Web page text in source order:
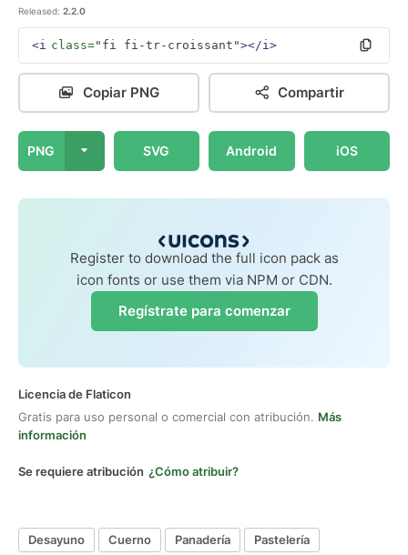
Released: 2.2.0
<i class="fi fi-tr-croissant"></i>
Copiar PNG Compartir
PNG SVG Android iOS
Register to download the full icon pack as
icon fonts or use them via NPM or CDN.
Regístrate para comenzar
Licencia de Flaticon
Gratis para uso personal o comercial con atribución. Más
información
Se requiere atribución ¿Cómo atribuir?
Desayuno Cuerno Panadería
Pastelería